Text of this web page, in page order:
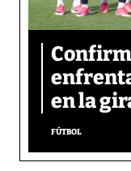
en la
FÚTBOL